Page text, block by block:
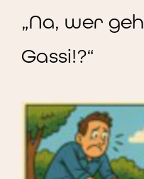
„Na, wer
Gassi!?“